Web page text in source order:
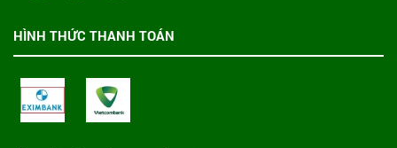
HÌNH THỨC THANH TOÁN